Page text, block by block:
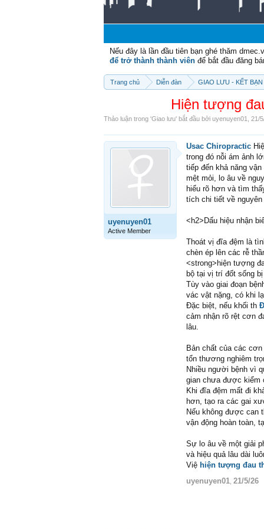
Nếu đây là lần đầu tiên bạn ghé thăm
để trở thành thành viên để bắt đầu đăng
Trang chủ Diễn đàn GIAO LƯU - KẾT
Hiện tượng
Thảo luận trong 'Giao lưu' bắt đầu bởi uyenuyen01 21/
uyenuyen01
Active Member
Usac Chiropractic
trong đó nỗi ám ảnh
tiếp đến khả năng
mệt mỏi, lo âu về
hiểu rõ hơn và tìm
tích chi tiết về
<h2>Dấu hiệu nhận
Thoát vị đĩa đệm là
chèn ép lên các rễ
<strong>hiện tượng
bộ tại vị trí đốt sống
Tùy vào giai đoạn
vác vật nặng, có khi
Đặc biệt, nếu khối th
cảm nhận rõ rệt cơn
lâu.
Bản chất của các
tổn thương nghiêm
Nhiều người bệnh vì
gian chưa được kiểm
Khi đĩa đệm mất đi
hơn, tạo ra các gai
Nếu không được can
vận động hoàn toàn,
Sự lo âu về một giải
và hiệu quả lâu dài
Việ hiện tượng đau
uyenuyen01 21/5/26